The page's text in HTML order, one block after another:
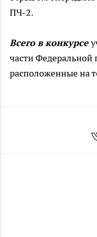
ПЧ-2.
Всего в конкурсе
части
расположенные на